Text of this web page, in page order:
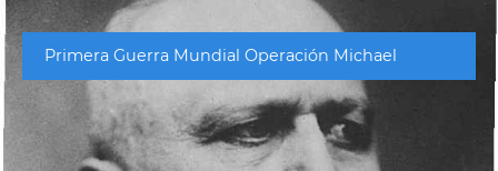
Primera Guerra Mundial Operación Michael